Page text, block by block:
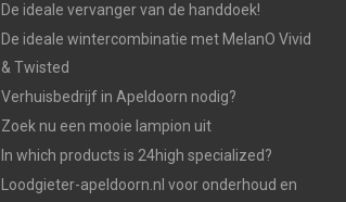
De ideale vervanger van de handdoek!
De ideale wintercombinatie met MelanO Vivid
& Twisted
Verhuisbedrijf in Apeldoorn nodig?
Zoek nu een mooie lampion uit
In which products is 24high specialized?
Loodgieter-apeldoorn.nl voor onderhoud en